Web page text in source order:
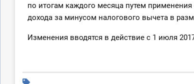
по итогам каждого месяца путем
дохода за минусом налогового вычета в
Изменения вводятся в действие с 1 июля